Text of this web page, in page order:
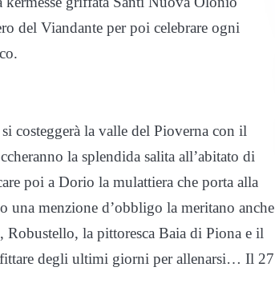
del Viandante per poi celebrare ogni
costeggerà la valle del Pioverna con il
la splendida salita all’abitato di
poi a Dorio la mulattiera che porta alla
una menzione d’obbligo la meritano anche
la pittoresca Baia di Piona e il
degli ultimi giorni per allenarsi… Il 27